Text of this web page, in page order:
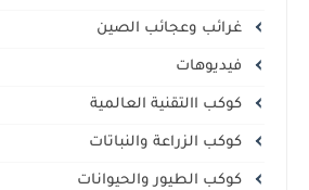
غرائب وعجائب الصين
فيديوهات
كوكب االتقنية العالمية
كوكب الزراعة والنباتات
كوكب الطيور والحيوانات